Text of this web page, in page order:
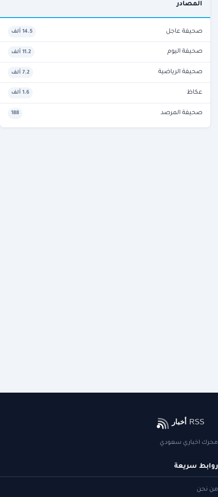
المصادر
صحيفة عاجل 14.5 ألف
صحيفة اليوم 11.2 ألف
صحيفة الرياضية 7.2 ألف
عكاظ 1.6 ألف
صحيفة المرصد 188
محرك اخباري سعودي
روابط سريعة
من نحن